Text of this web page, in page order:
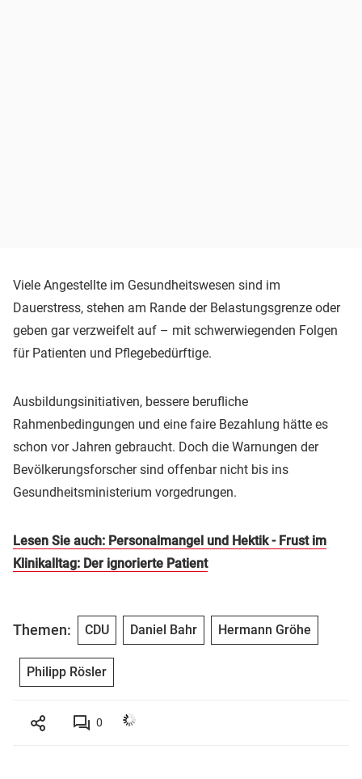
Viele Angestellte im Gesundheitswesen sind im
Dauerstress, stehen am Rande der Belastungsgrenze oder
geben gar verzweifelt auf – mit schwerwiegenden Folgen
für Patienten und Pflegebedürftige.
Ausbildungsinitiativen, bessere berufliche
Rahmenbedingungen und eine faire Bezahlung hätte es
schon vor Jahren gebraucht. Doch die Warnungen der
Bevölkerungsforscher sind offenbar nicht bis ins
Gesundheitsministerium vorgedrungen.
Lesen Sie auch: Personalmangel und Hektik - Frust im
Klinikalltag: Der ignorierte Patient
Themen: CDU Daniel Bahr Hermann Gröhe
Philipp Rösler
0